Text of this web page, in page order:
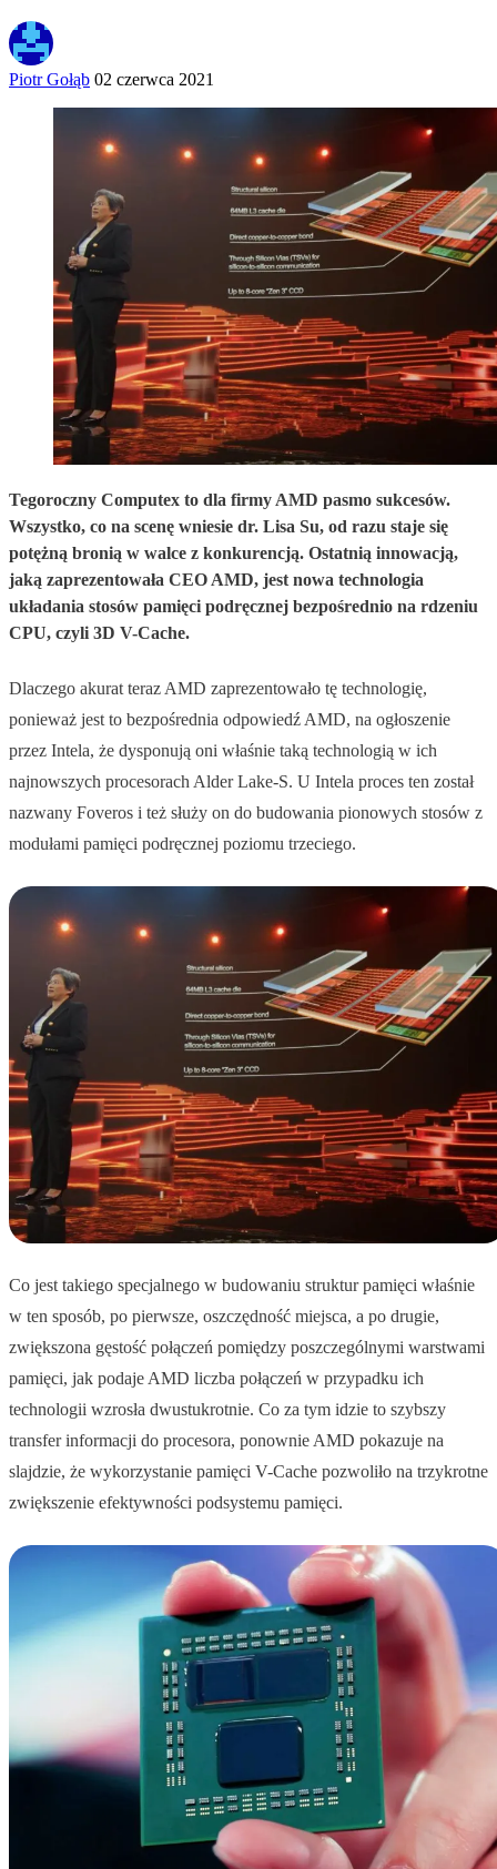
Piotr Gołąb 02 czerwca 2021
Tegoroczny Computex to dla firmy AMD pasmo sukcesów.
Wszystko, co na scenę wniesie dr. Lisa Su, od razu staje się
potężną bronią w walce z konkurencją. Ostatnią innowacją,
jaką zaprezentowała CEO AMD, jest nowa technologia
układania stosów pamięci podręcznej bezpośrednio na rdzeniu
CPU, czyli 3D V-Cache.
Dlaczego akurat teraz AMD zaprezentowało tę technologię,
ponieważ jest to bezpośrednia odpowiedź AMD, na ogłoszenie
przez Intela, że dysponują oni właśnie taką technologią w ich
najnowszych procesorach Alder Lake-S. U Intela proces ten został
nazwany Foveros i też służy on do budowania pionowych stosów z
modułami pamięci podręcznej poziomu trzeciego.
Co jest takiego specjalnego w budowaniu struktur pamięci właśnie
w ten sposób, po pierwsze, oszczędność miejsca, a po drugie,
zwiększona gęstość połączeń pomiędzy poszczególnymi warstwami
pamięci, jak podaje AMD liczba połączeń w przypadku ich
technologii wzrosła dwustukrotnie. Co za tym idzie to szybszy
transfer informacji do procesora, ponownie AMD pokazuje na
slajdzie, że wykorzystanie pamięci V-Cache pozwoliło na trzykrotne
zwiększenie efektywności podsystemu pamięci.